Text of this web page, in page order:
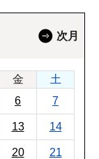
次月
金
土
6 7
13 14
20 21